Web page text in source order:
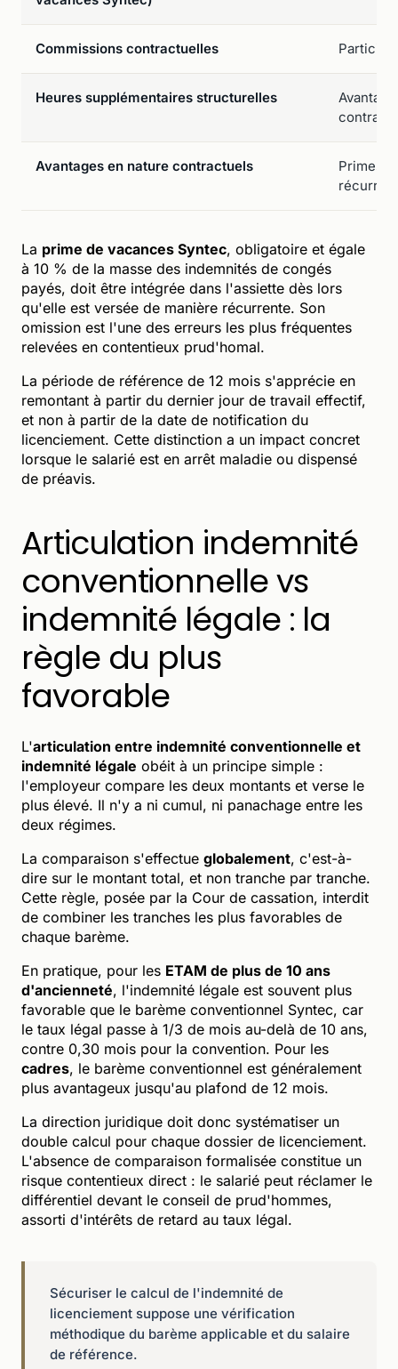
Commissions contractuelles
Heures supplémentaires structurelles
Avantages en nature contractuels
Primes
La prime de vacances Syntec, obligatoire et égale
à 10 % de la masse des indemnités de congés
payés, doit être intégrée dans l'assiette dès lors
qu'elle est versée de manière récurrente. Son
omission est l'une des erreurs les plus fréquentes
relevées en contentieux prud'homal.
La période de référence de 12 mois s'apprécie en
remontant à partir du dernier jour de travail effectif,
et non à partir de la date de notification du
licenciement. Cette distinction a un impact concret
lorsque le salarié est en arrêt maladie ou dispensé
de préavis.
Articulation indemnité
conventionnelle vs
indemnité légale : la
règle du plus
favorable
L'articulation entre indemnité conventionnelle et
indemnité légale obéit à un principe simple :
l'employeur compare les deux montants et verse le
plus élevé. Il n'y a ni cumul, ni panachage entre les
deux régimes.
La comparaison s'effectue globalement, c'est-à-
dire sur le montant total, et non tranche par tranche.
Cette règle, posée par la Cour de cassation, interdit
de combiner les tranches les plus favorables de
chaque barème.
En pratique, pour les ETAM de plus de 10 ans
d'ancienneté, l'indemnité légale est souvent plus
favorable que le barème conventionnel Syntec, car
le taux légal passe à 1/3 de mois au-delà de 10 ans,
contre 0,30 mois pour la convention. Pour les
cadres, le barème conventionnel est généralement
plus avantageux jusqu'au plafond de 12 mois.
La direction juridique doit donc systématiser un
double calcul pour chaque dossier de licenciement.
L'absence de comparaison formalisée constitue un
risque contentieux direct : le salarié peut réclamer le
différentiel devant le conseil de prud'hommes,
assorti d'intérêts de retard au taux légal.
Sécuriser le calcul de l'indemnité de
licenciement suppose une vérification
méthodique du barème applicable et du salaire
de référence.